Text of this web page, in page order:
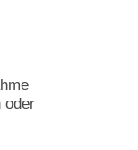
oder